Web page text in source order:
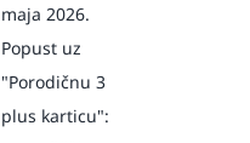
maja 2026.
Popust uz
"Porodičnu 3
plus karticu":